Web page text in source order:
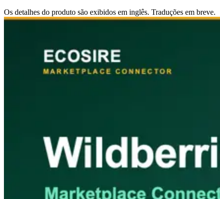
Os detalhes do produto são exibidos em inglês. Traduções em breve.